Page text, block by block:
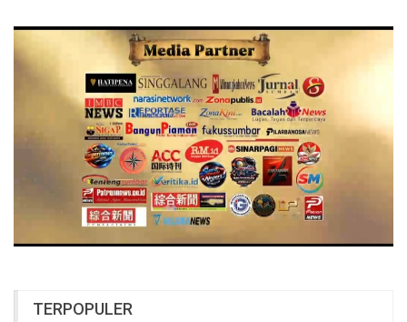
TERPOPULER